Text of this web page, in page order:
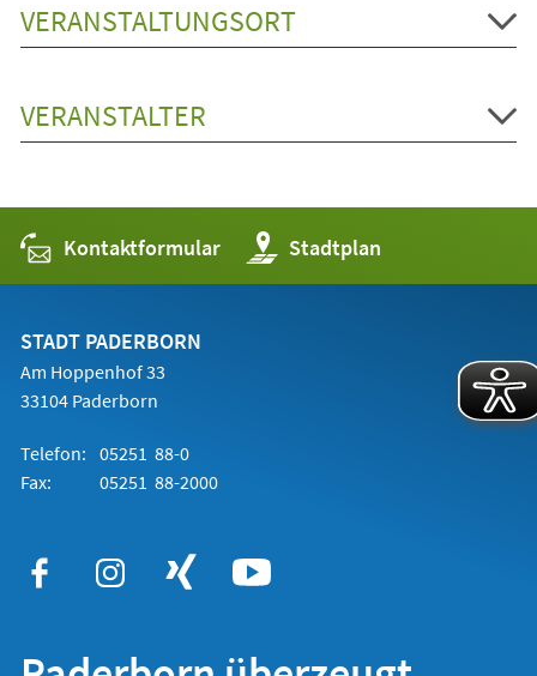
VERANSTALTUNGSORT
VERANSTALTER
Kontaktformular Stadtplan
(Öffnet
in
einem
STADT PADERBORN
Am Hoppenhof 33
33104 Paderborn
Telefon: 05251 88-0
Fax:
05251 88-2000